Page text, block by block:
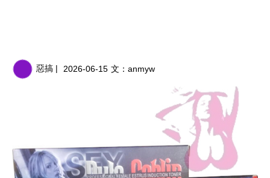
惡搞 | 2026-06-15 文： anmyw